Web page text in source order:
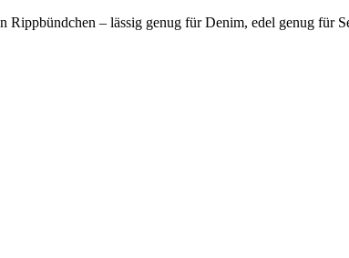
– lässig genug für Denim, edel genug für